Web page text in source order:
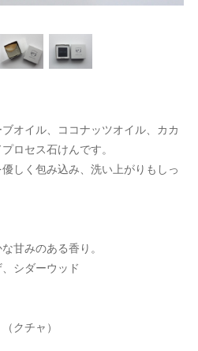
オイル、ココナッツオイル、カカ
ロセス石けんです。
しく包み込み、洗い上がりもしっ
甘みのある香り。
シダーウッド
クチャ）